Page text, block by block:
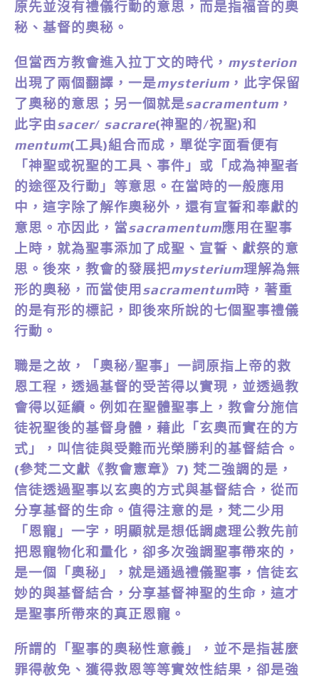
原先並沒有禮儀行動的意思，而是指福音的奧
秘、基督的奧秘。
但當西方教會進入拉丁文的時代， mysterion
出現了兩個翻譯，一是mysterium ，此字保留
了奧秘的意思；另一個就是sacramentum ，
此字由sacer/ sacrare(神聖的/祝聖)和
mentum(工具)組合而成，單從字面看便有
「神聖或祝聖的工具、事件」或「成為神聖者
的途徑及行動」等意思。在當時的一般應用
中，這字除了解作奧秘外，還有宣誓和奉獻的
意思。亦因此，當sacramentum應用在聖事
上時，就為聖事添加了成聖、宣誓、獻祭的意
思。後來，教會的發展把mysterium理解為無
形的奧秘，而當使用 sacramentum時，著重
的是有形的標記，即後來所說的七個聖事禮儀
行動。
職是之故，「奧秘/聖事」一詞原指上帝的救
恩工程，透過基督的受苦得以實現，並透過教
會得以延續。例如在聖體聖事上，教會分施信
徒祝聖後的基督身體，藉此「玄奧而實在的方
式」，叫信徒與受難而光榮勝利的基督結合。
(參梵二文獻《教會憲章》7) 梵二強調的是，
信徒透過聖事以玄奧的方式與基督結合，從而
分享基督的生命。值得注意的是，梵二少用
「恩寵」一字，明顯就是想低調處理公教先前
把恩寵物化和量化，卻多次強調聖事帶來的，
是一個「奧秘」，就是通過禮儀聖事，信徒玄
妙的與基督結合，分享基督神聖的生命，這才
是聖事所帶來的真正恩寵。
所謂的「聖事的奧秘性意義」，並不是指甚麼
罪得赦免、獲得救恩等等實效性結果，卻是強